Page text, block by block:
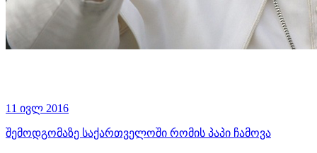
11 ივლ 2016
შემოდგომაზე საქართველოში რომის პაპი ჩამოვა